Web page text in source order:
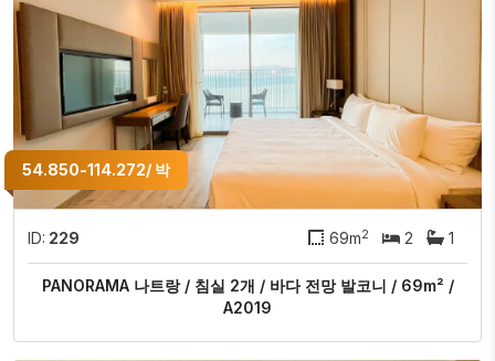
54.850-114.272/ 박
ID: 229 69m2 2 1
PANORAMA 나트랑 / 침실 2개 / 바다 전망 발코니 / 69m² /
A2019